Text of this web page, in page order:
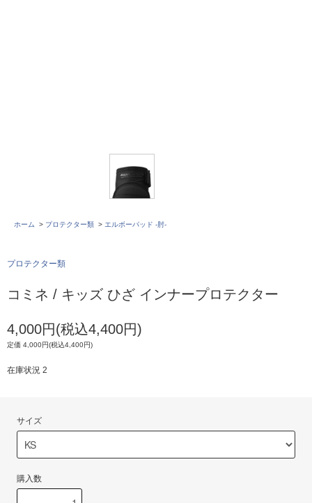
ホーム > プロテクター類 > エルボーパッド -肘-
プロテクター類
コミネ / キッズ ひざ インナープロテクター
4,000円(税込4,400円)
定価 4,000円(税込4,400円)
在庫状況 2
サイズ
購入数